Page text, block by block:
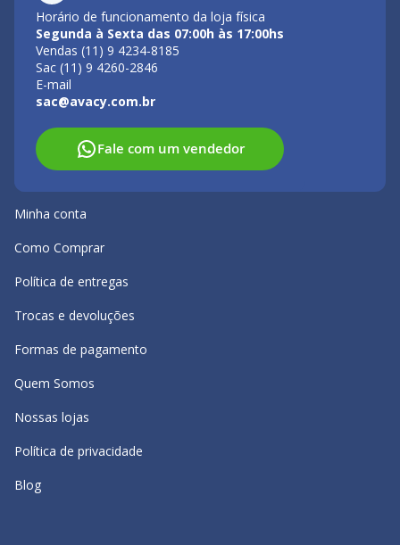
Horário de funcionamento da loja física
Segunda à Sexta das 07:00h às 17:00hs
Vendas (11) 9 4234-8185
Sac (11) 9 4260-2846
E-mail
sac@avacy.com.br
Fale com um vendedor
Minha conta
Como Comprar
Política de entregas
Trocas e devoluções
Formas de pagamento
Quem Somos
Nossas lojas
Política de privacidade
Blog